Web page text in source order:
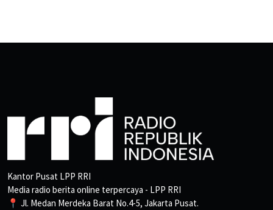
Kantor Pusat LPP RRI
Media radio berita online terpercaya - LPP RRI
📍 Jl. Medan Merdeka Barat No.4-5, Jakarta Pusat.